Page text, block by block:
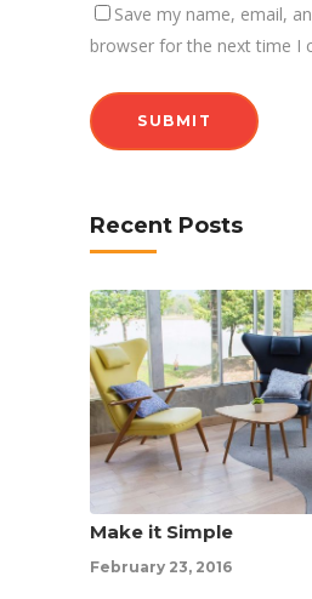
Save my name, email,
browser for the next time I
Recent Posts
Make it Simple
February 23, 2016